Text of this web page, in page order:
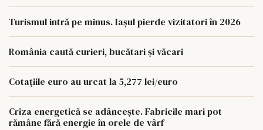
Turismul intră pe minus. Iașul pierde vizitatori în 2026
România caută curieri, bucătari și văcari
Cotațiile euro au urcat la 5,277 lei/euro
Criza energetică se adâncește. Fabricile mari pot
rămâne fără energie în orele de vârf